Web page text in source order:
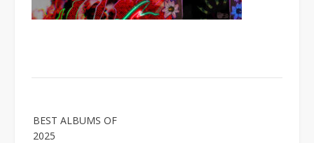
navigation
BEST ALBUMS OF
2025